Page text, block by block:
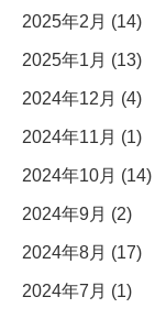
2025年2月 (14)
2025年1月 (13)
2024年12月 (4)
2024年11月 (1)
2024年10月 (14)
2024年9月 (2)
2024年8月 (17)
2024年7月 (1)